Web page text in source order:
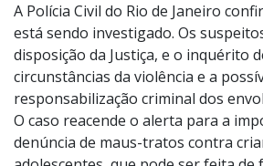
A Polícia Civil do Rio de Janeiro
está sendo investigado. Os
disposição da Justiça, e o inquérito
circunstâncias da violência e a
responsabilização criminal dos
O caso reacende o alerta para a
denúncia de maus-tratos contra